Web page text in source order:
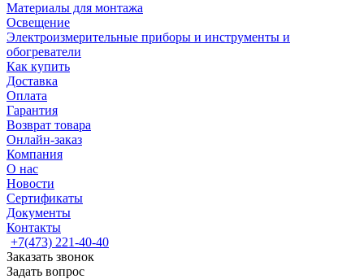
Материалы для монтажа
Освещение
Электроизмерительные приборы и инструменты и
обогреватели
Как купить
Доставка
Оплата
Гарантия
Возврат товара
Онлайн-заказ
Компания
О нас
Новости
Сертификаты
Документы
Контакты
+7(473) 221-40-40
Заказать звонок
Задать вопрос